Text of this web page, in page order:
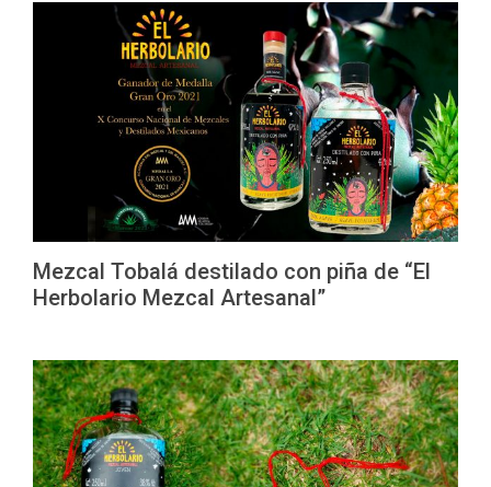
Mezcal Tobalá destilado con piña de “El
Herbolario Mezcal Artesanal”